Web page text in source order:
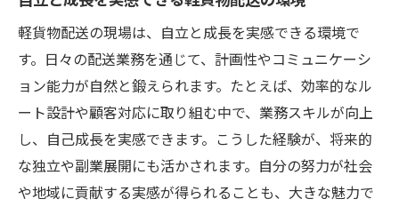
軽貨物配送の現場は、自立と成長を実感できる環境で
す。日々の配送業務を通じて、計画性やコミュニケーシ
ョン能力が自然と鍛えられます。たとえば、効率的なル
ート設計や顧客対応に取り組む中で、業務スキルが向上
し、自己成長を実感できます。こうした経験が、将来的
な独立や副業展開にも活かされます。自分の努力が社会
や地域に貢献する実感が得られることも、大きな魅力で